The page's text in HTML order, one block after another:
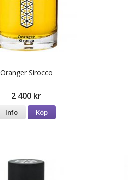
Oranger Sirocco
2 400 kr
Info Köp